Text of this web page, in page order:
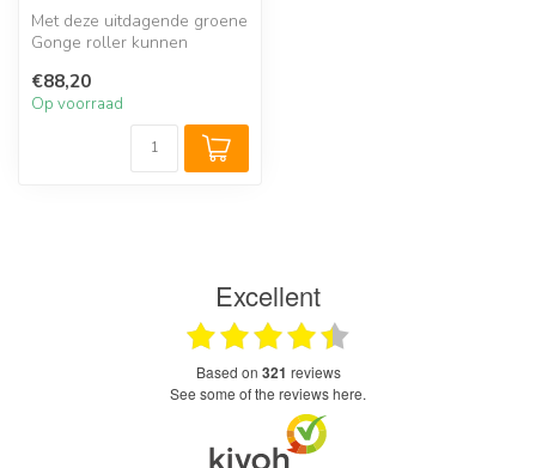
Met deze uitdagende groene
Gonge roller kunnen
balans o...
€88,20
Op voorraad
Excellent
based on 321 reviews
see some of the reviews here.